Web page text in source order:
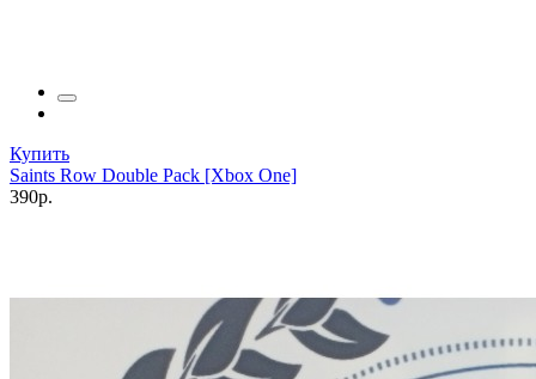
Купить
Saints Row Double Pack [Xbox One]
390р.